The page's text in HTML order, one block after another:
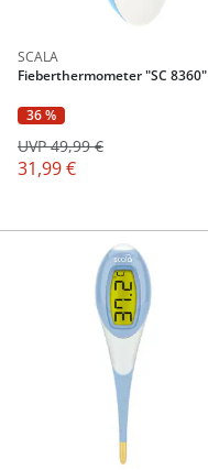
SCALA
Fieberthermometer "SC 8360"
36 %
31,99 €
UVP 49,99 €